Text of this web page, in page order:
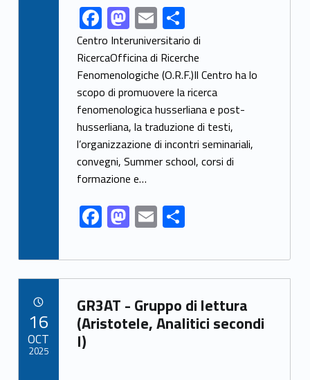
Link identifier share facebook archive #share-link-archive-80246F
ac
e
b
o
o
k
M
as
to
d
o
n
E
m
ai
l
S
h
ar
e
Centro Interuniversitario di
RicercaOfficina di Ricerche
Fenomenologiche (O.R.F.)Il Centro ha lo
scopo di promuovere la ricerca
fenomenologica husserliana e post-
husserliana, la traduzione di testi,
l’organizzazione di incontri seminariali,
convegni, Summer school, corsi di
formazione e…
F
ac
e
b
o
o
M
as
to
d
o
n
E
m
ai
l
S
h
ar
e
Link identifier archive #link-archive-88435
GR3AT - Gruppo di lettura
(Aristotele, Analitici secondi
I)
16
OCT
2025